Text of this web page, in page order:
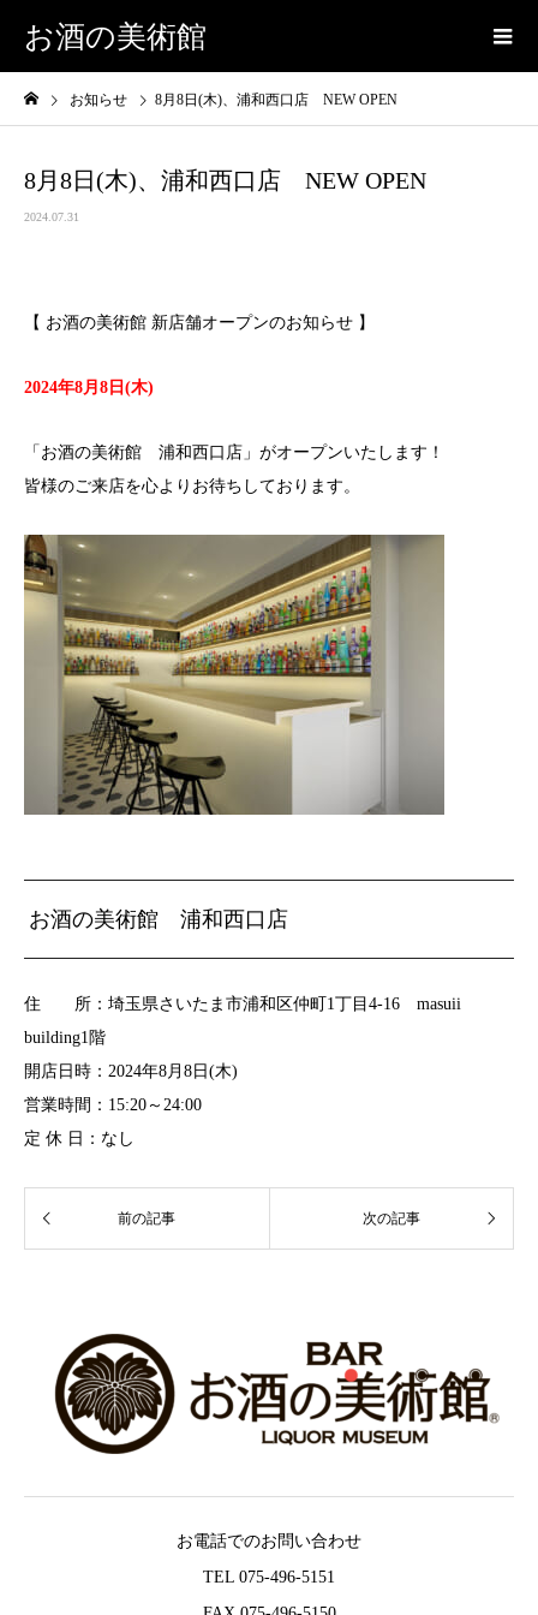
お酒の美術館
お知らせ 8月8日(木)、浦和西口店 NEW OPEN
8月8日(木)、浦和西口店 NEW OPEN
2024.07.31
【 お酒の美術館 新店舗オープンのお知らせ 】
2024年8月8 日(木)
「お酒の美術館 浦和西口店」がオープンいたします！
皆様のご来店を心よりお待ちしております。
お酒の美術館 浦和西口店
住 所：埼玉県さいたま市浦和区仲町1丁目4-16 masuii
building1階
開店日時：2024年8月8日(木)
営業時間：15:20～24:00
定 休 日：なし
お電話でのお問い合わせ
TEL 075-496-5151